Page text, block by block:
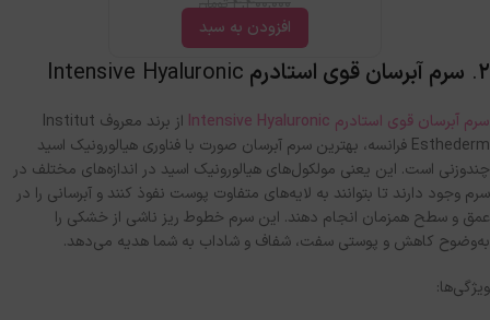
تومان
افزودن به سبد
۲. سرم آبرسان قوی استادرم Intensive Hyaluronic
سرم آبرسان قوی استادرم Intensive Hyaluronic از برند معروف Institut
Esthederm فرانسه، بهترین سرم آبرسان صورت با فناوری هیالورونیک اسید
چندوزنی است. این یعنی مولکول‌های هیالورونیک اسید در اندازه‌های مختلف در
سرم وجود دارند تا بتوانند به لایه‌های متفاوت پوست نفوذ کنند و آبرسانی را در
عمق و سطح همزمان انجام دهند. این سرم خطوط ریز ناشی از خشکی را
به‌وضوح کاهش و پوستی سفت، شفاف و شاداب به شما هدیه می‌دهد.
ویژگی‌ها: